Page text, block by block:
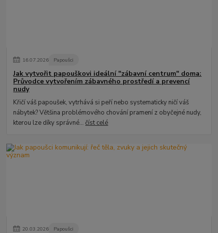
16.07.2026 Papoušci
Jak vytvořit papouškovi ideální "zábavní centrum" doma:
Průvodce vytvořením zábavného prostředí a prevencí
nudy
Křičí váš papoušek, vytrhává si peří nebo systematicky ničí váš
nábytek? Většina problémového chování pramení z obyčejné nudy,
kterou lze díky správné...číst celé
20.03.2026 Papoušci